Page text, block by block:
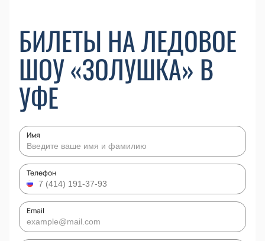
БИЛЕТЫ НА ЛЕДОВОЕ
ШОУ «ЗОЛУШКА» В
УФЕ
Имя
Телефон
Email